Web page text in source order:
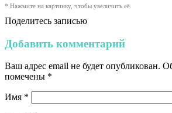
* Нажмите на картинку, чтобы увеличить её.
Поделитесь записью
Добавить комментарий
Ваш адрес email не будет опубликован.
помечены *
Имя *